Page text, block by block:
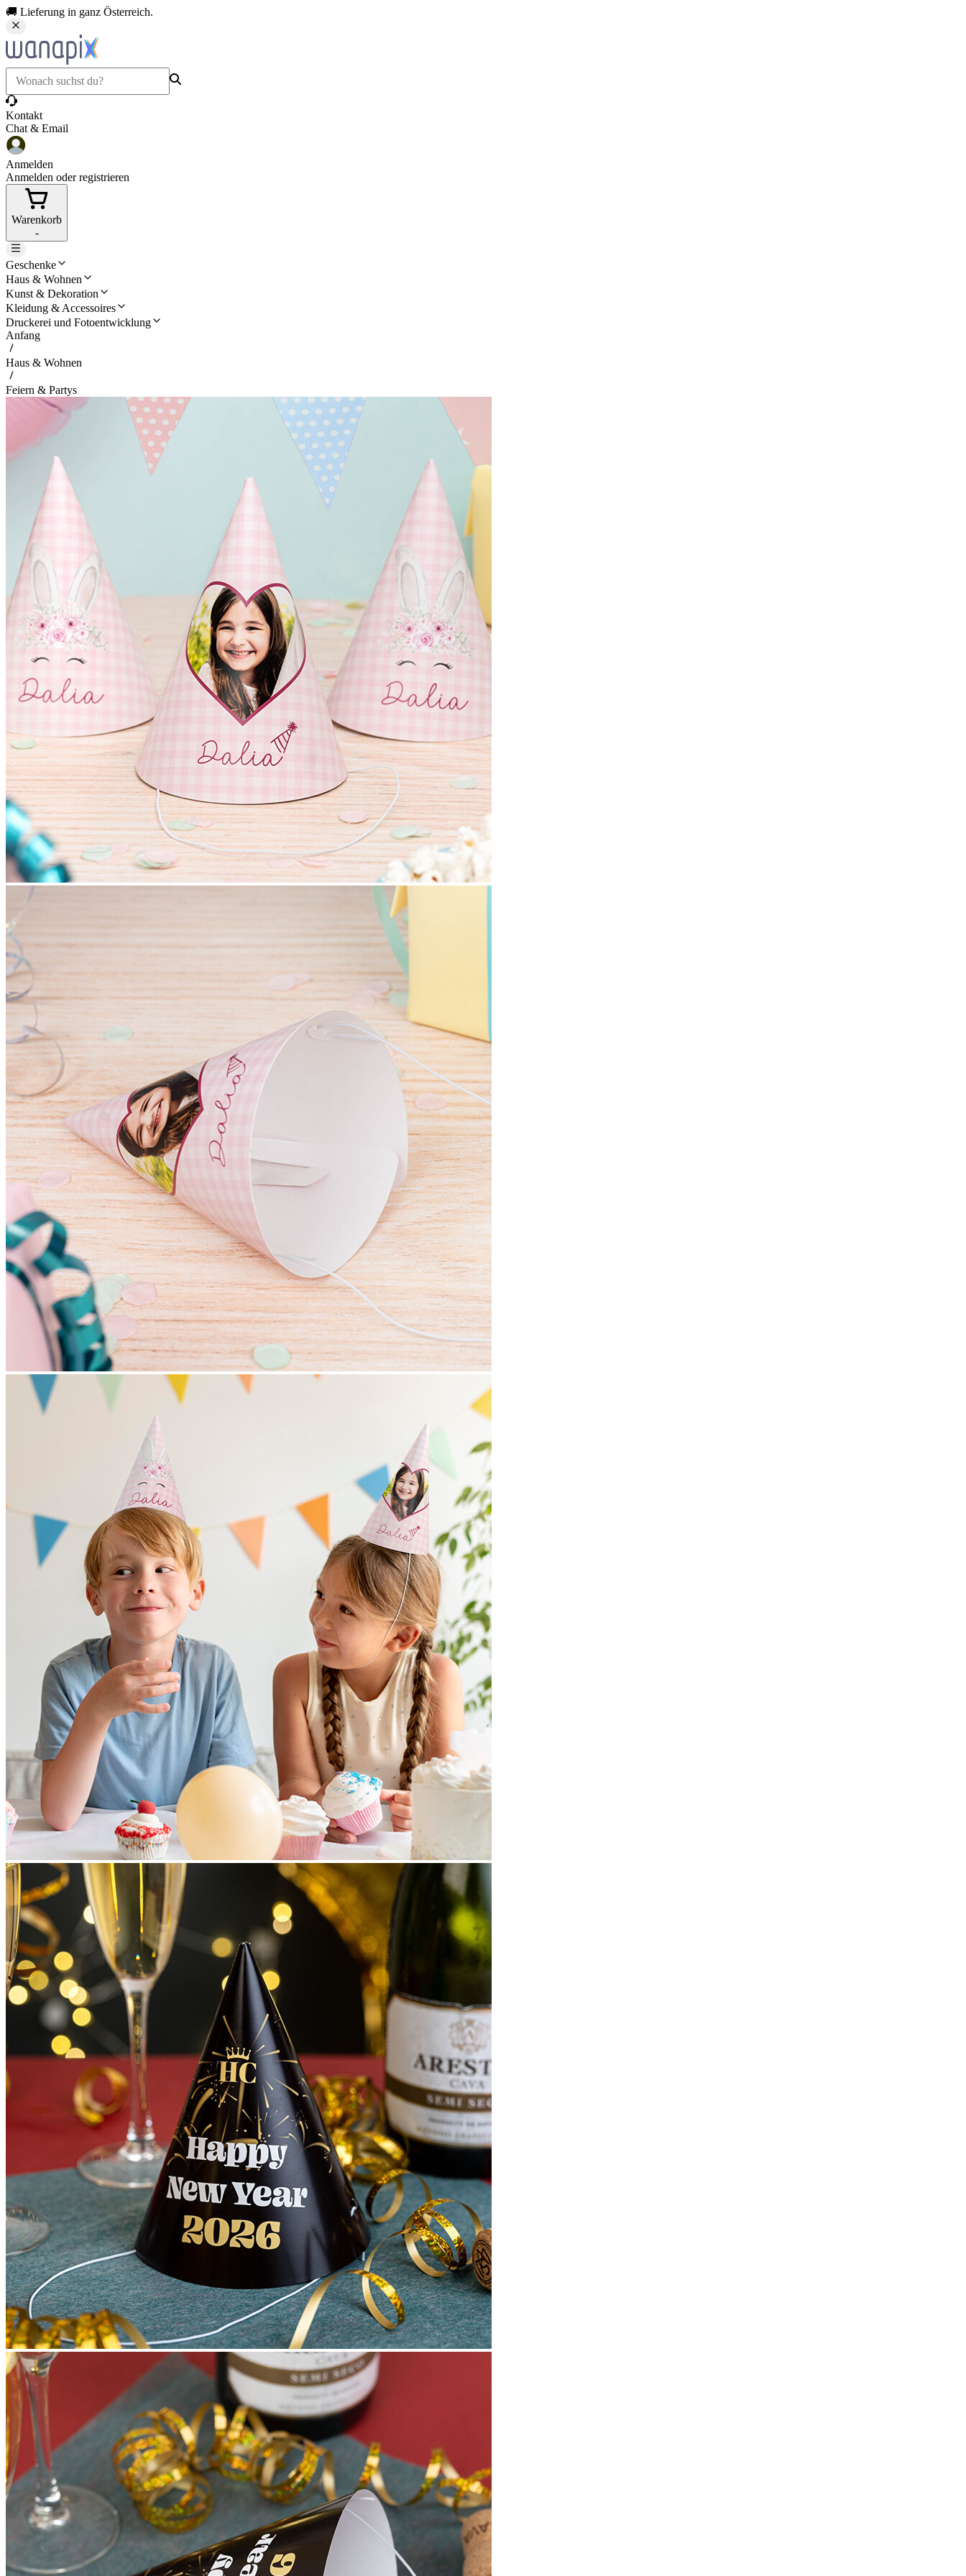
🚚 Lieferung in ganz Österreich.
Kontakt
Chat & Email
Anmelden
Anmelden oder registrieren
Warenkorb
-
Geschenke
Haus & Wohnen
Kunst & Dekoration
Kleidung & Accessoires
Druckerei und Fotoentwicklung
Anfang
Haus & Wohnen
Feiern & Partys